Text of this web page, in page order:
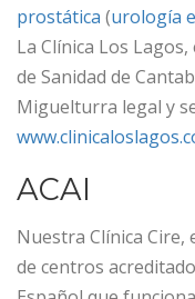
prostática (urología
La Clínica Los
de Sanidad de
Miguelturra legal y
ACAI
Nuestra Clínica Cire,
de centros